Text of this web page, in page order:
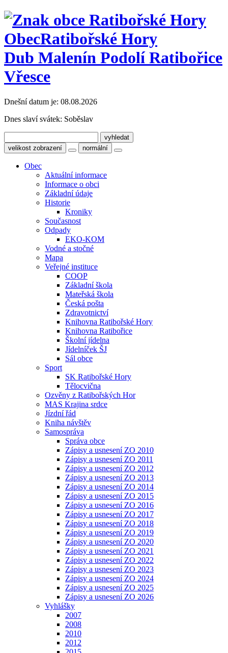
ObecRatibořské Hory
Dub Malenín Podolí Ratibořice
Vřesce
Dnešní datum je: 08.08.2026
Dnes slaví svátek: Soběslav
velikost zobrazení normální
Obec
Aktuální informace
Informace o obci
Základní údaje
Historie
Kroniky
Současnost
Odpady
EKO-KOM
Vodné a stočné
Mapa
Veřejné instituce
COOP
Základní škola
Mateřská škola
Česká pošta
Zdravotnictví
Knihovna Ratibořské Hory
Knihovna Ratibořice
Školní jídelna
Jídelníček ŠJ
Sál obce
Sport
SK Ratibořské Hory
Tělocvična
Ozvěny z Ratibořských Hor
MAS Krajina srdce
Jízdní řád
Kniha návštěv
Samospráva
Správa obce
Zápisy a usnesení ZO 2010
Zápisy a usnesení ZO 2011
Zápisy a usnesení ZO 2012
Zápisy a usnesení ZO 2013
Zápisy a usnesení ZO 2014
Zápisy a usnesení ZO 2015
Zápisy a usnesení ZO 2016
Zápisy a usnesení ZO 2017
Zápisy a usnesení ZO 2018
Zápisy a usnesení ZO 2019
Zápisy a usnesení ZO 2020
Zápisy a usnesení ZO 2021
Zápisy a usnesení ZO 2022
Zápisy a usnesení ZO 2023
Zápisy a usnesení ZO 2024
Zápisy a usnesení ZO 2025
Zápisy a usnesení ZO 2026
Vyhlášky
2007
2008
2010
2012